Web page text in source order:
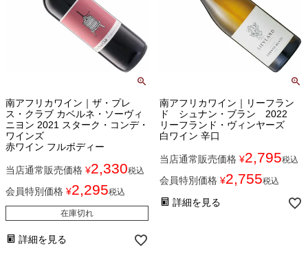
南アフリカワイン｜ザ・プレ
ス・クラブ カベルネ・ソーヴィ
ニヨン 2021 スターク・コンデ・
ワインズ
赤ワイン フルボディー
当店通常販売価格 ¥2,330税込
会員特別価格 ¥2,295税込
在庫切れ
詳細を見る
南アフリカワイン｜リーフラン
ド シュナン・ブラン 2022
リーフランド・ヴィンヤーズ
白ワイン 辛口
当店通常販売価格 ¥2,795税込
会員特別価格 ¥2,755税込
詳細を見る